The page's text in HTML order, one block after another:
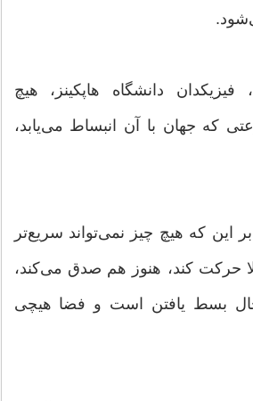
دانشگاه هاپکینز، هیچ
که جهان با آن انبساط می‌یابد،
این که هیچ چیز نمی‌تواند سریع‌تر
حرکت کند، هنوز هم صدق می‌کند،
بسط‌ یافتن است و فضا هیچی